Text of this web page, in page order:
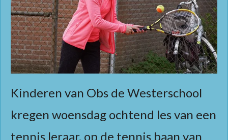
Kinderen van Obs de Westerschool
kregen woensdag ochtend les van een
tennis leraar, op de tennis baan van